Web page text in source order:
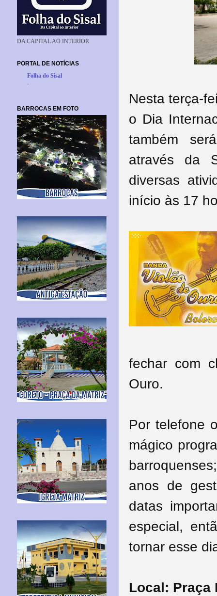
Nesta terça-
o Dia
também
através da
diversas
início às 17
fechar com
Ouro.
Por telefone
mágico
anos de
datas
especial,
tornar esse
Local: Praça
DA CAPITAL AO INTERIOR
PORTAL DE NOTÍCIAS
Folha do Sisal
-
BARROCAS EM FOTO